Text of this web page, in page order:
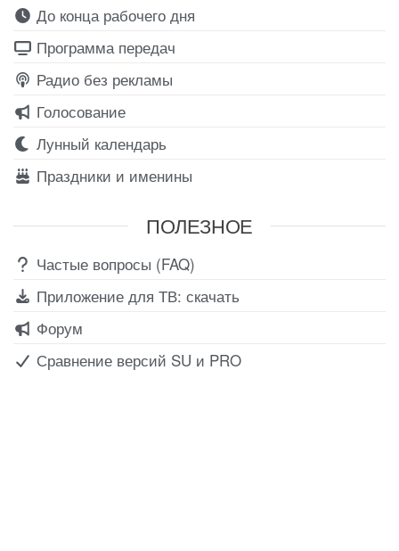
До конца рабочего дня
Программа передач
Радио без рекламы
Голосование
Лунный календарь
Праздники и именины
ПОЛЕЗНОЕ
Частые вопросы (FAQ)
Приложение для ТВ: скачать
Форум
Сравнение версий SU и PRO